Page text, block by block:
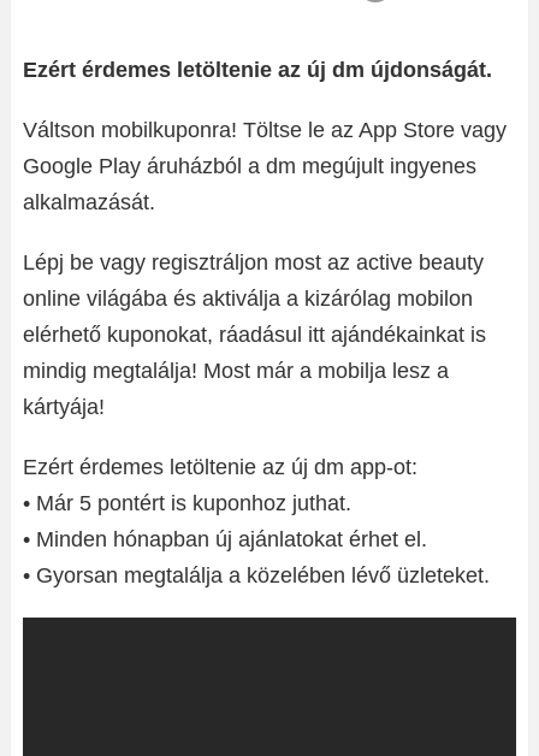
Ezért érdemes letöltenie az új dm újdonságát.
Váltson mobilkuponra! Töltse le az App Store vagy
Google Play áruházból a dm megújult ingyenes
alkalmazását.
Lépj be vagy regisztráljon most az active beauty
online világába és aktiválja a kizárólag mobilon
elérhető kuponokat, ráadásul itt ajándékainkat is
mindig megtalálja! Most már a mobilja lesz a
kártyája!
Ezért érdemes letöltenie az új dm app-ot:
• Már 5 pontért is kuponhoz juthat.
• Minden hónapban új ajánlatokat érhet el.
• Gyorsan megtalálja a közelében lévő üzleteket.